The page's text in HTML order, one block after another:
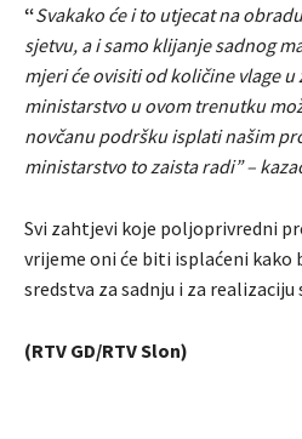
“Svakako će i to utjecat na
sjetvu, a i samo klijanje sadnog
mjeri će ovisiti od količine vlage
ministarstvo u ovom trenutku
novčanu podršku isplati našim
ministarstvo to zaista radi” –
Svi zahtjevi koje poljoprivredni
vrijeme oni će biti isplaćeni kako
sredstva za sadnju i za realizaciju
(RTV GD/RTV Slon)